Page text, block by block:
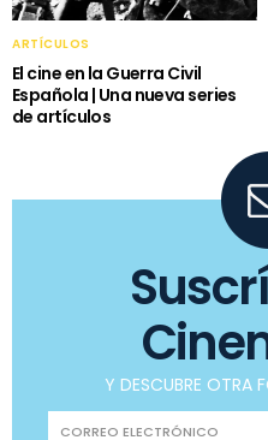
ARTÍCULOS
El cine en la Guerra Civil
Española | Una nueva series
de artículos
Y DESCUBRE OTRA